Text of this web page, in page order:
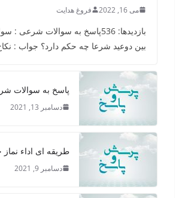
می 16, 2022 فروغ هدایت
بازدیدها: 536پاسخ به سوالات شرعی :
بین دوعید شرعا چه حکم دارد؟ جواب :
پاسخ به سوالات
دسامبر 13, 2021
طریقه ای اداء نماز
دسامبر 9, 2021